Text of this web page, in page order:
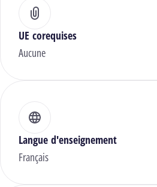
UE corequises
Aucune
Langue d'enseignement
Français